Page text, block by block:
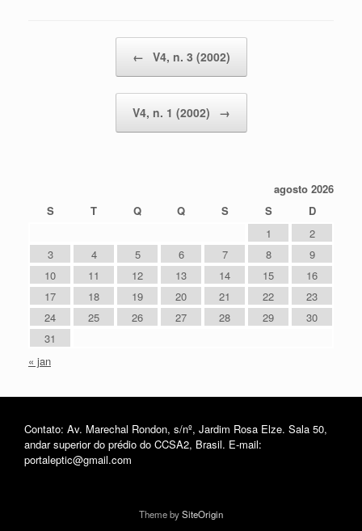
← V4, n. 3 (2002)
V4, n. 1 (2002) →
agosto 2026
S
T Q Q S S
D
1
2
3
4 5 6 7 8
9
10
11 12 13 14 15
16
17
18 19 20 21 22
23
24
25 26 27 28 29
30
31
« jan
Contato: Av. Marechal Rondon, s/nº, Jardim Rosa Elze. Sala 50,
andar superior do prédio do CCSA2, Brasil. E-mail:
portaleptic@gmail.com
Theme bySiteOrigin